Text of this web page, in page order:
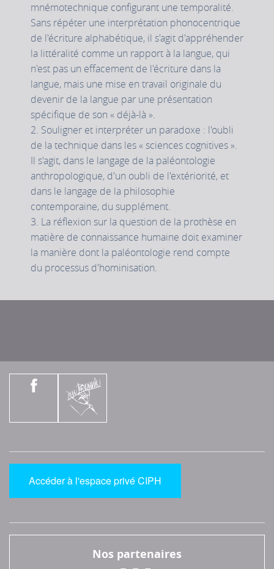
mnémotechnique configurant une temporalité.
Sans répéter une interprétation phonocentrique
de l'écriture alphabétique, il s'agit d'appréhender
la littéralité comme un rapport à la langue, qui
n'est pas un effacement de l'écriture dans la
langue, mais une mise en travail originale du
devenir de la langue par une présentation
spécifique de son « déjà-là ».
2. Souligner et interpréter un paradoxe : l'oubli
de la technique dans les « sciences cognitives ».
Il s'agit, dans le langage de la paléontologie
anthropologique, d'un oubli de l'extériorité, et
dans le langage de la philosophie
contemporaine, du supplément.
3. La réflexion sur la question de la prothèse en
matière de connaissance humaine doit examiner
la manière dont la paléontologie rend compte
du processus d'hominisation.
Accéder à l'espace privé CIPH
Nos partenaires